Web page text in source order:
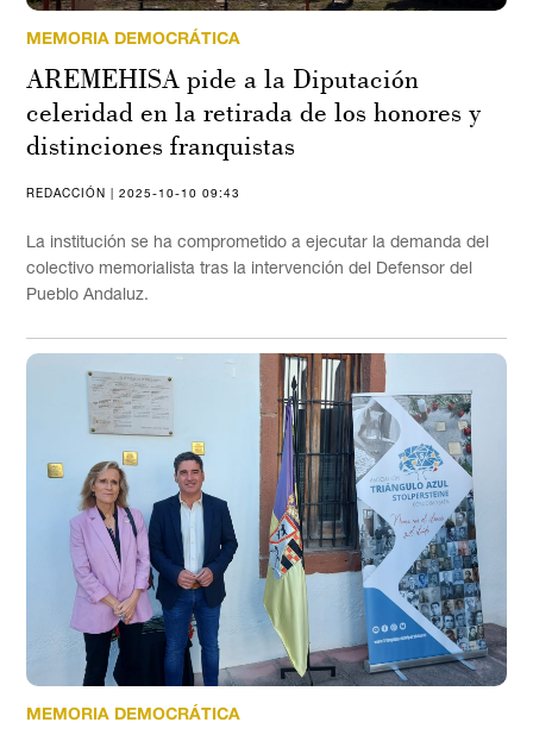
MEMORIA DEMOCRÁTICA
AREMEHISA pide a la Diputación
celeridad en la retirada de los honores y
distinciones franquistas
REDACCIÓN | 2025-10-10 09:43
La institución se ha comprometido a ejecutar la demanda del
colectivo memorialista tras la intervención del Defensor del
Pueblo Andaluz.
MEMORIA DEMOCRÁTICA